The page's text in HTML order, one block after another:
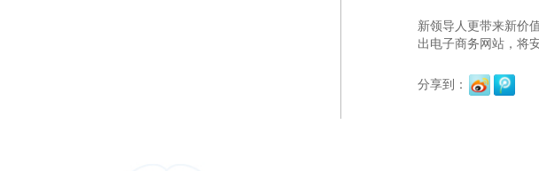
新领导人更带来新价
出电子商务网站，将
分享到：